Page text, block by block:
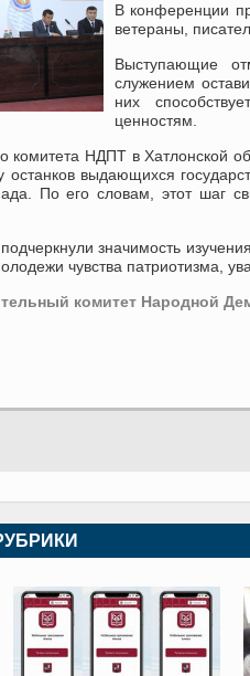
В конференции
ветераны,
Выступающие
служением
них
ценностям.
комитета НДПТ в Хатлонской
останков выдающихся
По его словам, этот шаг
значимость
чувства патриотизма,
комитет Народной